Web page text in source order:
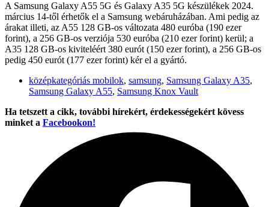
A Samsung Galaxy A55 5G és Galaxy A35 5G készülékek 2024.
március 14-től érhetők el a Samsung webáruházában. Ami pedig az
árakat illeti, az A55 128 GB-os változata 480 euróba (190 ezer
forint), a 256 GB-os verziója 530 euróba (210 ezer forint) kerül; a
A35 128 GB-os kiviteléért 380 eurót (150 ezer forint), a 256 GB-os
pedig 450 eurót (177 ezer forint) kér el a gyártó.
középkategóriás mobilok, samsung, Samsung Galaxy A35,
Samsung Galaxy A55, Samsung Knox Vault
Ha tetszett a cikk, további hírekért, érdekességekért kövess
minket a Facebookon!